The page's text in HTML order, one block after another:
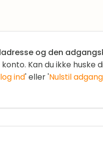
og den
Kan du ikke huske
ind' eller 'Nulstil